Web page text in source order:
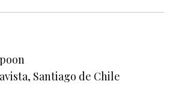
Santiago de Chile